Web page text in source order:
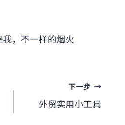
，不一样的烟火
下一步
外贸实用小工具